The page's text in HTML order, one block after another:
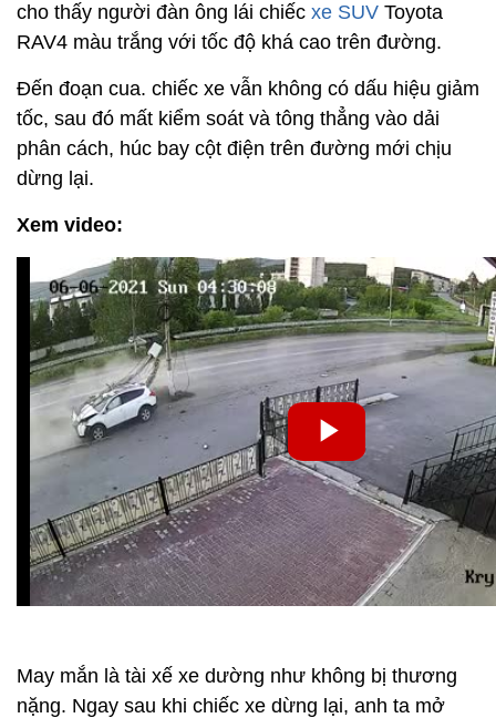
cho thấy người đàn ông lái chiếc xe SUV Toyota
RAV4 màu trắng với tốc độ khá cao trên đường.
Đến đoạn cua. chiếc xe vẫn không có dấu hiệu giảm
tốc, sau đó mất kiểm soát và tông thẳng vào dải
phân cách, húc bay cột điện trên đường mới chịu
dừng lại.
Xem video:
May mắn là tài xế xe dường như không bị thương
nặng. Ngay sau khi chiếc xe dừng lại, anh ta mở